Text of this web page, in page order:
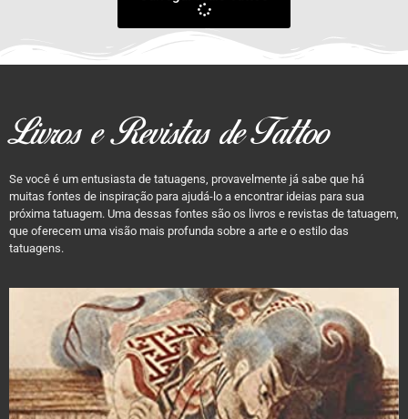
Livros e Revistas de Tattoo
Se você é um entusiasta de tatuagens, provavelmente já sabe que há
muitas fontes de inspiração para ajudá-lo a encontrar ideias para sua
próxima tatuagem. Uma dessas fontes são os livros e revistas de tatuagem,
que oferecem uma visão mais profunda sobre a arte e o estilo das
tatuagens.